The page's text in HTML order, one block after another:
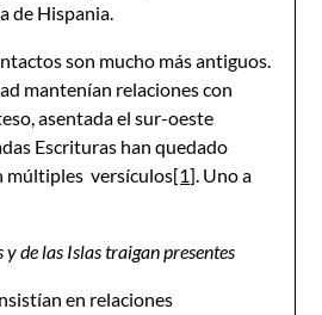
de Hispania.
son mucho más antiguos.
mantenían relaciones con
asentada el sur-oeste
Escrituras han quedado
múltiples versículos[1]. Uno a
y de las Islas traigan presentes
en relaciones